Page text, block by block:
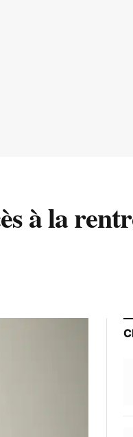
à la